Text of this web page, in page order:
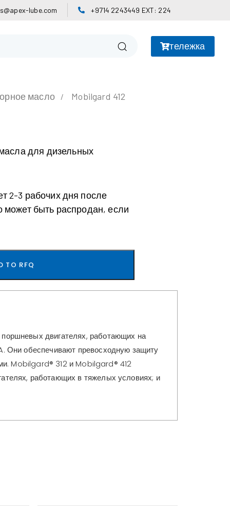
lube.com +9714 2243449 EXT: 224
тележка
масло Mobilgard 412
для дизельных
2-3 рабочих дня после
может быть распродан, если
TO RFQ
двигателях, работающих на
Они обеспечивают превосходную защиту
Mobilgard® 312 и Mobilgard® 412
работающих в тяжелых условиях; и